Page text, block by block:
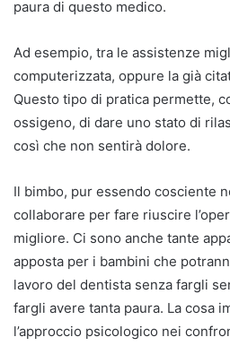
paura di questo medico.
Ad esempio, tra le assistenze
computerizzata, oppure la già
Questo tipo di pratica permette,
ossigeno, di dare uno stato di
così che non sentirà dolore.
Il bimbo, pur essendo cosciente
collaborare per fare riuscire
migliore. Ci sono anche tante
apposta per i bambini che
lavoro del dentista senza fargli
fargli avere tanta paura. La cosa
l’approccio psicologico nei